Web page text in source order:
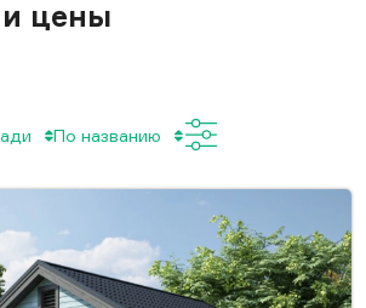
цены
По названию